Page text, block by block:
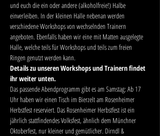
und euch die ein oder andere (alkoholfreie!) Halbe
einverleiben. In der kleinen Halle nebenan werden
verschiedene Workshops von wechselnden Trainern
angeboten. Ebenfalls haben wir eine mit Matten ausgelegte
Halle, welche teils für Workshops und teils zum freien
Ringen genutzt werden kann.
Details zu unseren Workshops und Trainern findet
ihr weiter unten.
Das passende Abendprogramm gibt es am Samstag: Ab 17
Uhr haben wir einen Tisch im Bierzelt am Rosenheimer
Herbstfest reserviert. Das Rosenheimer Herbstfest ist ein
jährlich stattfindendes Volksfest, ähnlich dem Münchner
Oktoberfest, nur kleiner und gemütlicher. Dirndl &